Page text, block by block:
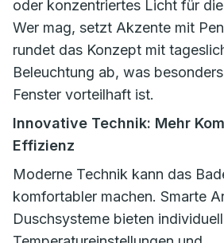
oder konzentriertes Licht für
Wer mag, setzt Akzente mit
rundet das Konzept mit
Beleuchtung ab, was
Fenster vorteilhaft ist.
Innovative Technik: Mehr
Effizienz
Moderne Technik kann das
komfortabler machen. Smarte
Duschsysteme bieten